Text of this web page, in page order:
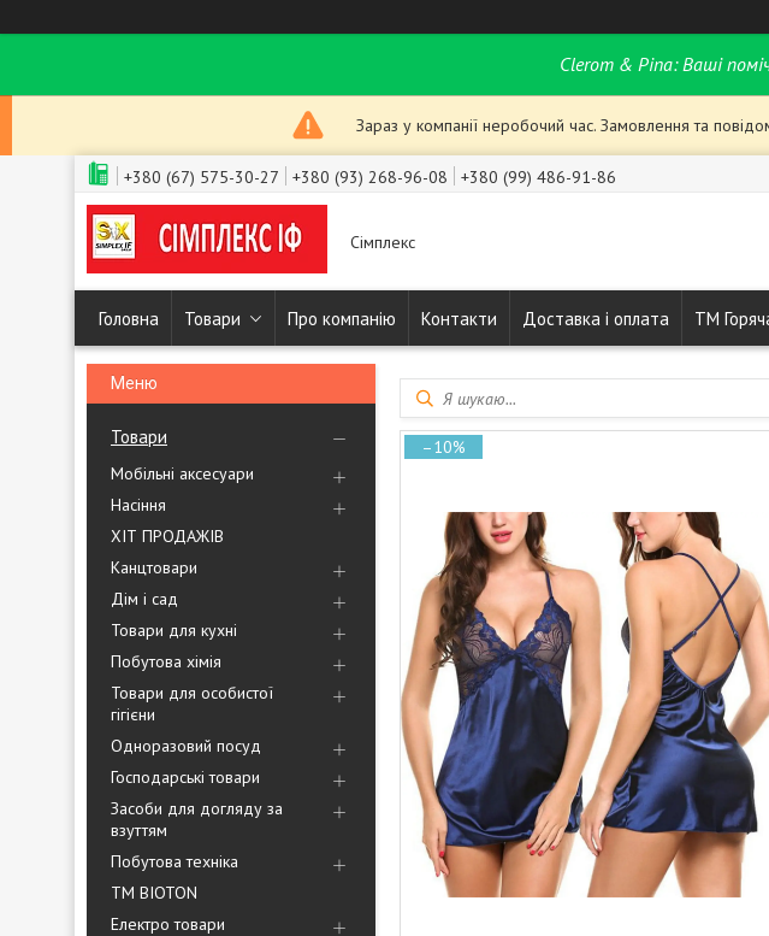
Clerom & Pina: Ваші
Зараз у компанії неробочий час. Замовлення та
+380 (67) 575-30-27 +380 (93) 268-96-08 +380 (99) 486-91-86
Сімплекс
Головна Товари Про компанію Контакти Доставка і оплата ТМ
Товари
Мобільні аксесуари
Насіння
ХІТ ПРОДАЖІВ
Канцтовари
Дім і сад
Товари для кухні
Побутова хімія
Товари для особистої
гігієни
Одноразовий посуд
Господарські товари
Засоби для догляду за
взуттям
Побутова техніка
ТМ BIOTON
Електро товари
–10%